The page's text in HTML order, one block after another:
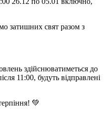
затишних свят разом з
здійснюватиметься до
11:00, будуть відправлені
💚